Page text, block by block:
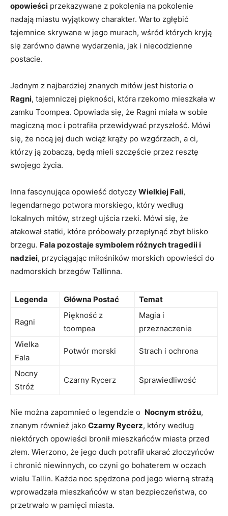
opowieści przekazywane z pokolenia na pokolenie
nadają miastu wyjątkowy charakter. Warto zgłębić
tajemnice skrywane⁤ w​ jego murach, wśród których kryją
się zarówno dawne wydarzenia, jak ‍i ‌niecodzienne⁢
postacie.
Jednym z ​najbardziej znanych mitów jest historia o
Ragni, tajemniczej piękności, ‍która rzekomo mieszkała w
zamku Toompea. Opowiada się, że ‍Ragni miała w sobie
‌magiczną moc i potrafiła przewidywać⁢ przyszłość. Mówi
⁤się, że nocą‍ jej duch ‌wciąż krąży po wzgórzach, a ci,‍
którzy ⁢ją zobaczą, będą mieli szczęście przez resztę
swojego ‍życia.
Inna fascynująca opowieść dotyczy Wielkiej Fali,
legendarnego potwora morskiego,⁣ który według
lokalnych ⁢mitów, strzegł ujścia rzeki. Mówi‍ się, że
atakował statki,‍ które próbowały przepłynąć zbyt blisko
⁣brzegu. Fala pozostaje symbolem różnych tragedii i
nadziei, przyciągając miłośników morskich opowieści do
nadmorskich brzegów Tallinna.
Legenda Główna ​Postać Temat
Ragni
Piękność z
toompea
Magia i
przeznaczenie
Wielka
Fala
Potwór‍ morski Strach i ochrona
Nocny
Stróż
Czarny Rycerz Sprawiedliwość
Nie można zapomnieć ​o legendzie o ‍ Nocnym⁢ stróżu,⁣
znanym również jako Czarny Rycerz, ‍który według
niektórych opowieści bronił⁤ mieszkańców ‌miasta przed
złem. Wierzono, że jego duch potrafił ukarać złoczyńców​
i‌ chronić niewinnych, co ​czyni go bohaterem w oczach
wielu ⁢Tallin. ⁤Każda noc spędzona pod jego wierną⁣ strażą
wprowadzała‌ mieszkańców‌ w‌ stan ​bezpieczeństwa, co
⁢przetrwało⁢ w ⁣pamięci miasta.